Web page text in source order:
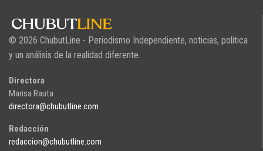
© 2026 ChubutLine - Periodismo Independiente, noticias, politica
y un análisis de la realidad diferente.
Directora
Marisa Rauta
directora@chubutline.com
Redacción
redaccion@chubutline.com